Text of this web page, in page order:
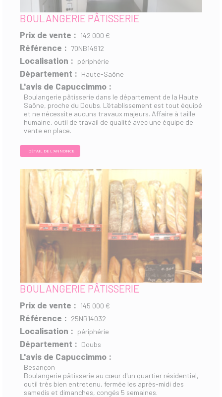
BOULANGERIE PÂTISSERIE
Prix de vente : 142 000 €
Référence : 70NB14912
Localisation : périphérie
Département : Haute-Saône
L'avis de Capuccimmo :
Boulangerie pâtisserie dans le département de la Haute
Saône, proche du Doubs. L'établissement est tout équipé
et ne nécessite aucuns travaux majeurs. Affaire à taille
humaine, outil de travail de qualité avec une équipe de
vente en place.
DÉTAIL DE L'ANNONCE
BOULANGERIE PÂTISSERIE
Prix de vente : 145 000 €
Référence : 25NB14032
Localisation : périphérie
Département : Doubs
L'avis de Capuccimmo :
Besançon
Boulangerie pâtisserie au cœur d'un quartier résidentiel,
outil très bien entretenu, fermée les après-midi des
samedis et dimanches, congés 5 semaines.